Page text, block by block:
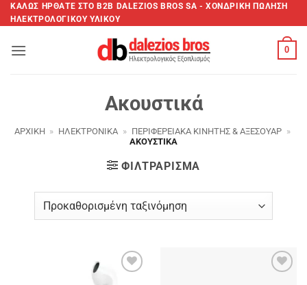
Μετάβαση
στο
ΚΑΛΩΣ ΗΡΘΑΤΕ ΣTO B2B DALEZIOS BROS SA - XΟΝΔΡΙΚΗ ΠΩΛΗΣΗ
ΗΛΕΚΤΡΟΛΟΓΙΚΟΥ ΥΛΙΚΟΥ
0
Ακουστικά
ΑΡΧΙΚΉ » ΗΛΕΚΤΡΟΝΙΚΆ » ΠΕΡΙΦΕΡΕΙΑΚΆ ΚΙΝΗΤΉΣ & ΑΞΕΣΟΥΆΡ »
ΑΚΟΥΣΤΙΚΆ
ΦΙΛΤΡΆΡΙΣΜΑ